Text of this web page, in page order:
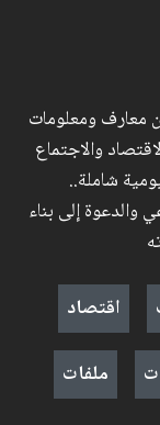
معارف ومعلومات
والاجتماع
شاملة..
والدعوة إلى بناء
اقتصاد
ملفات